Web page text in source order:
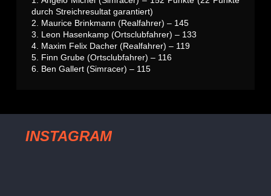
durch Streichresultat garantiert)
2. Maurice Brinkmann (Realfahrer) – 145
3. Leon Hasenkamp (Ortsclubfahrer) – 133
4. Maxim Felix Dacher (Realfahrer) – 119
5. Finn Grube (Ortsclubfahrer) – 116
6. Ben Gallert (Simracer) – 115
INSTAGRAM